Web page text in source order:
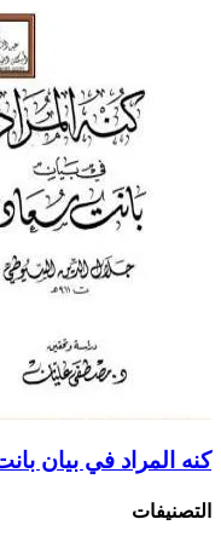
كنه المراد في بيان
التصنيفات